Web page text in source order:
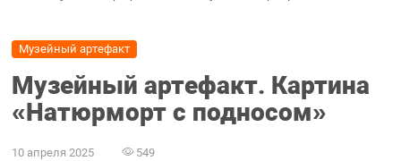
Музейный артефакт
Музейный артефакт. Картина
«Натюрморт с подносом»
10 апреля 2025 549